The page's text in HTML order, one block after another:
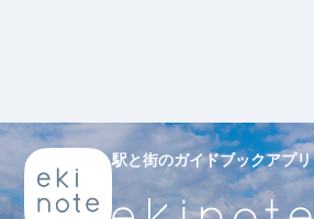
駅と街のガイドブックアプリ